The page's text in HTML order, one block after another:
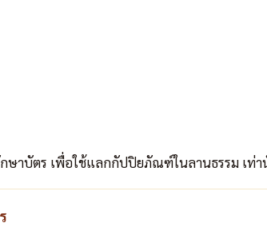
ษาบัตร เพื่อใช้แลกกัปปิยภัณฑ์ในลานธรรม เท่